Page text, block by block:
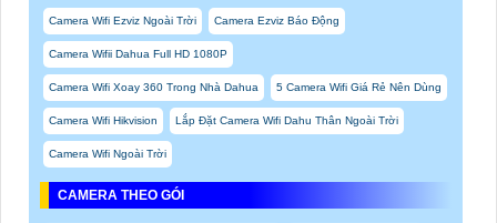
Camera Wifi Ezviz Ngoài Trời Camera Ezviz Báo Động
Camera Wifii Dahua Full HD 1080P
Camera Wifi Xoay 360 Trong Nhà Dahua 5 Camera Wifi Giá Rẻ Nên Dùng
Camera Wifi Hikvision Lắp Đặt Camera Wifi Dahu Thân Ngoài Trời
Camera Wifi Ngoài Trời
CAMERA THEO GÓI